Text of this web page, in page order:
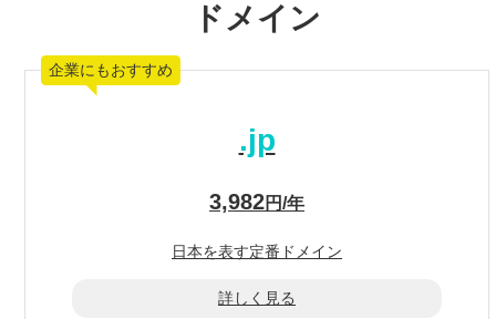
ドメイン
.jp
3,982円/年
日本を表す定番ドメイン
詳しく見る
企業にもおすすめ